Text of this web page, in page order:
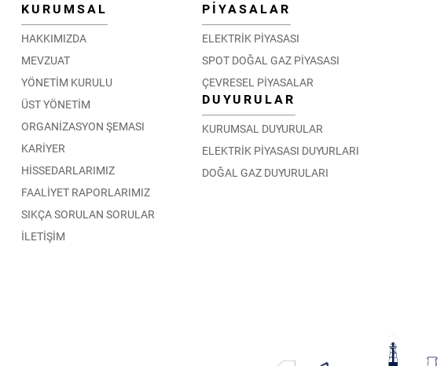
KURUMSAL
HAKKIMIZDA
MEVZUAT
YÖNETİM KURULU
ÜST YÖNETİM
ORGANİZASYON ŞEMASI
KARİYER
HİSSEDARLARIMIZ
FAALİYET RAPORLARIMIZ
SIKÇA SORULAN SORULAR
İLETİŞİM
PİYASALAR
ELEKTRİK PİYASASI
SPOT DOĞAL GAZ PİYASASI
ÇEVRESEL PİYASALAR
DUYURULAR
KURUMSAL DUYURULAR
ELEKTRİK PİYASASI DUYURLARI
DOĞAL GAZ DUYURULARI